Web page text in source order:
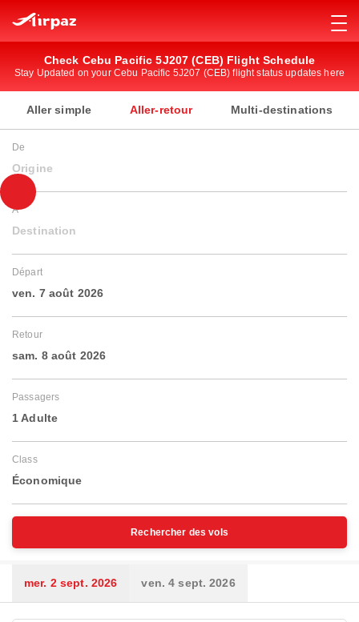
Check Cebu Pacific 5J207 (CEB) Flight Schedule
Stay Updated on your Cebu Pacific 5J207 (CEB) flight status updates here
Aller simple Aller-retour Multi-destinations
De
Origine
À
Destination
Départ
ven. 7 août 2026
Retour
sam. 8 août 2026
Passagers
1 Adulte
Class
Économique
Rechercher des vols
mer. 2 sept. 2026 ven. 4 sept. 2026